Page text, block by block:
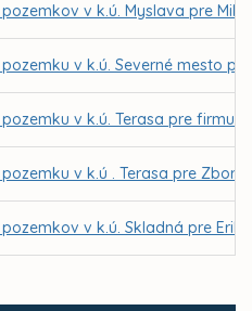
v k.ú. Myslava pre
v k.ú. Severné mesto
v k.ú. Terasa pre firmu
v k.ú . Terasa pre Zbor
v k.ú. Skladná pre